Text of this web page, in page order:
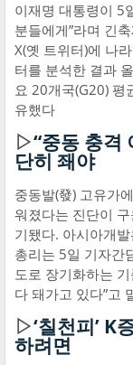
이재명 대통령이 5
분들에게”라며 긴
X(옛 트위터)에 나
터를 분석한 결과
요 20개국(G20) 평
유했다
▷“중동 충격
단히 좨야
중동발(發) 고유가
워졌다는 진단이
기됐다. 아시아개
총리는 5일 기자간
도로 장기화하는
다 돼가고 있다”고
▷‘칠천피’ K
하려면